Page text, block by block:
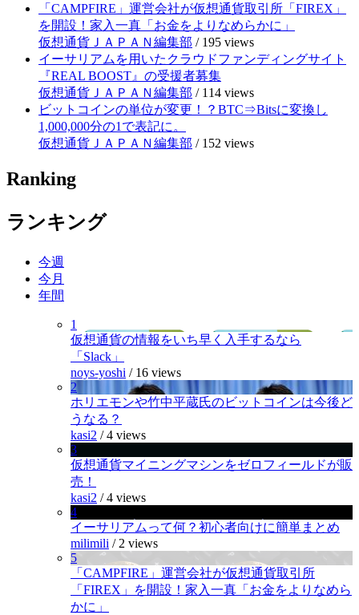
「CAMPFIRE」運営会社が仮想通貨取引所「FIREX」
を開設！家入一真「お金をよりなめらかに」
仮想通貨ＪＡＰＡＮ編集部 / 195 views
イーサリアムを用いたクラウドファンディングサイト
『REAL BOOST』の受援者募集
仮想通貨ＪＡＰＡＮ編集部 / 114 views
ビットコインの単位が変更！？BTC⇒Bitsに変換し
1,000,000分の1で表記に。
仮想通貨ＪＡＰＡＮ編集部 / 152 views
Ranking
ランキング
今週
今月
年間
1
仮想通貨の情報をいち早く入手するなら
「Slack」
noys-yoshi / 16 views
2
ホリエモンや竹中平蔵氏のビットコインは今後ど
うなる？
kasi2 /4 views
3
仮想通貨マイニングマシンをゼロフィールドが販
売！
kasi2 /4 views
4
イーサリアムって何？初心者向けに簡単まとめ
milimili / 2 views
5
「CAMPFIRE」運営会社が仮想通貨取引所
「FIREX」を開設！家入一真「お金をよりなめら
かに」